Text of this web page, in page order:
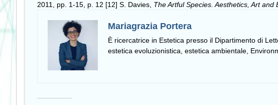
2011, pp. 1-15, p. 12 [12] S. Davies, The Artful Species. Aesthetics, Art and
Mariagrazia Portera
È ricercatrice in Estetica presso il Dipartimento di
estetica evoluzionistica, estetica ambientale,